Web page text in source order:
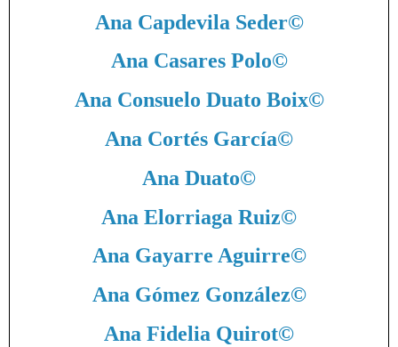
Ana Capdevila Seder©
Ana Casares Polo©
Ana Consuelo Duato Boix©
Ana Cortés García©
Ana Duato©
Ana Elorriaga Ruiz©
Ana Gayarre Aguirre©
Ana Gómez González©
Ana Fidelia Quirot©